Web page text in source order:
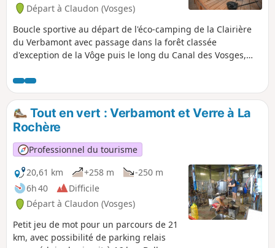
Départ à Claudon (Vosges)
Boucle sportive au départ de l'éco-camping de la Clairière
du Verbamont avec passage dans la forêt classée
d'exception de la Vôge puis le long du Canal des Vosges,
féculerie.
Tout en vert : Verbamont et Verre à La
Rochère
Professionnel du tourisme
20,61 km
+258 m
-250 m
6h 40
Difficile
Départ à Claudon (Vosges)
Petit jeu de mot pour un parcours de 21
km, avec possibilité de parking relais